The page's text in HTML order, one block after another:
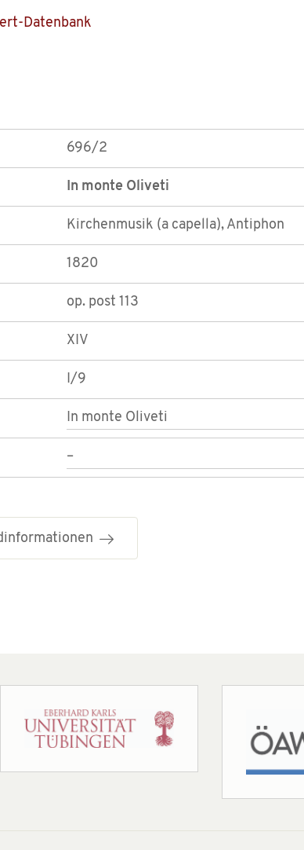
Datenbank
696/2
In monte Oliveti
Kirchenmusik (a capella), Antiphon
1820
op. post 113
XIV
I/9
In monte Oliveti
–